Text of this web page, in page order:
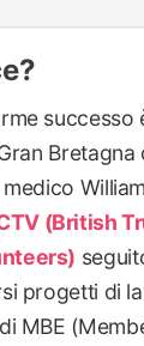
successo
Bretagna
medico
(British
progetti di
MBE